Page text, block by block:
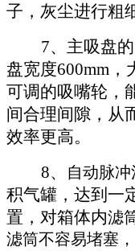
子，灰尘进行粗
7、主吸盘
盘宽度600mm，
可调的吸嘴轮，
间合理间隙，从
效率更高。
8、
自动脉冲
积气罐，达到一
置，对箱体内滤
滤筒不容易堵塞